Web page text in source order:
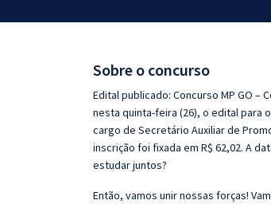
Questões grátis
Conteúdo gratuito
Sobre o concurso
Edital publicado: Concurso MP GO –
nesta quinta-feira (26), o edital para
cargo de Secretário Auxiliar de
inscrição foi fixada em R$ 62,02. A
estudar juntos?
Então, vamos unir nossas forças!